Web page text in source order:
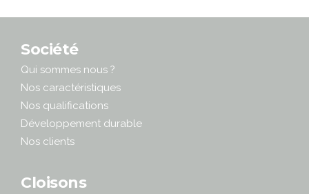
Société
Qui sommes nous ?
Nos caractéristiques
Nos qualifications
Développement durable
Nos clients
Cloisons